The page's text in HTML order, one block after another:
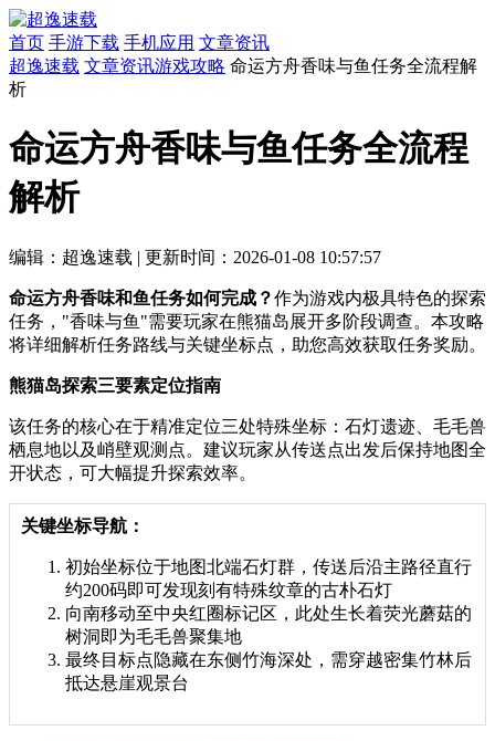
首页 手游下载 手机应用 文章资讯
超逸速载 文章资讯游戏攻略 命运方舟香味与鱼任务全流程解
析
命运方舟香味与鱼任务全流程
解析
编辑：超逸速载 | 更新时间：2026-01-08 10:57:57
命运方舟香味和鱼任务如何完成？作为游戏内极具特色的探索
任务，"香味与鱼"需要玩家在熊猫岛展开多阶段调查。本攻略
将详细解析任务路线与关键坐标点，助您高效获取任务奖励。
熊猫岛探索三要素定位指南
该任务的核心在于精准定位三处特殊坐标：石灯遗迹、毛毛兽
栖息地以及峭壁观测点。建议玩家从传送点出发后保持地图全
开状态，可大幅提升探索效率。
关键坐标导航：
初始坐标位于地图北端石灯群，传送后沿主路径直行
约200码即可发现刻有特殊纹章的古朴石灯
向南移动至中央红圈标记区，此处生长着荧光蘑菇的
树洞即为毛毛兽聚集地
最终目标点隐藏在东侧竹海深处，需穿越密集竹林后
抵达悬崖观景台